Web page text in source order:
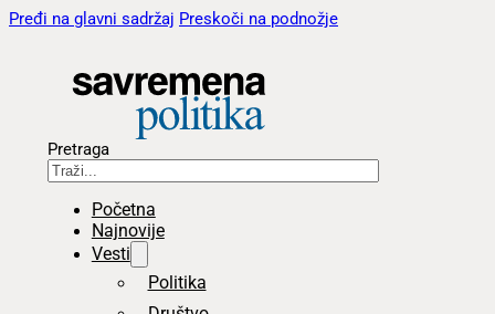
Pređi na glavni sadržaj Preskoči na podnožje
Pretraga
Početna
Najnovije
Vesti
Politika